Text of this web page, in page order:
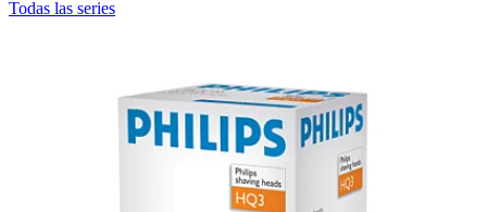
Todas las series